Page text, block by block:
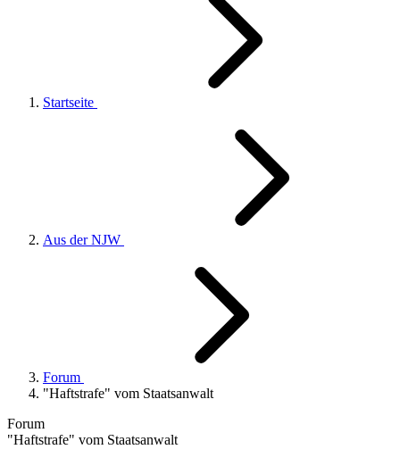
Startseite
Aus der NJW
Forum
"Haftstrafe" vom Staatsanwalt
Forum
"Haftstrafe" vom Staatsanwalt